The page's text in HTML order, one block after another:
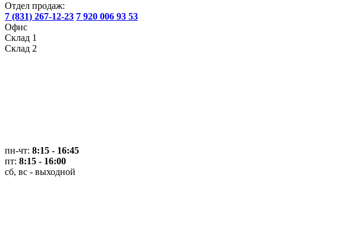
Отдел продаж:
7 (831) 267-12-23 7 920 006 93 53
Офис
Склад 1
Склад 2
пн-чт: 8:15 - 16:45
пт: 8:15 - 16:00
сб, вс - выходной